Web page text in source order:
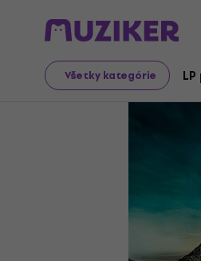
Všetky kategórie
LP platne a CD LP platne
Video
Ukončený predaj